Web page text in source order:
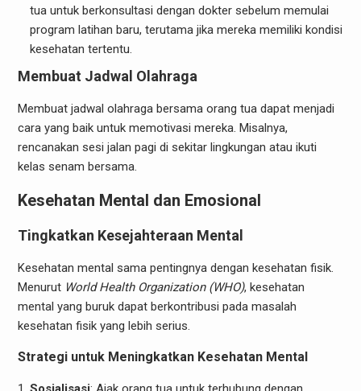
tua untuk berkonsultasi dengan dokter sebelum memulai
program latihan baru, terutama jika mereka memiliki kondisi
kesehatan tertentu.
Membuat Jadwal Olahraga
Membuat jadwal olahraga bersama orang tua dapat menjadi
cara yang baik untuk memotivasi mereka. Misalnya,
rencanakan sesi jalan pagi di sekitar lingkungan atau ikuti
kelas senam bersama.
Kesehatan Mental dan Emosional
Tingkatkan Kesejahteraan Mental
Kesehatan mental sama pentingnya dengan kesehatan fisik.
Menurut World Health Organization (WHO), kesehatan
mental yang buruk dapat berkontribusi pada masalah
kesehatan fisik yang lebih serius.
Strategi untuk Meningkatkan Kesehatan Mental